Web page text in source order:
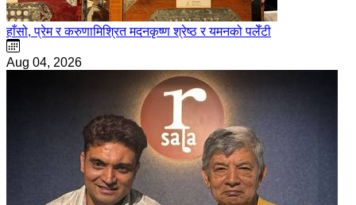
हाँसो, प्रेम र करुणामिश्रित मदनकृष्ण श्रेष्ठ र यमनको पलेँटी
Aug 04, 2026